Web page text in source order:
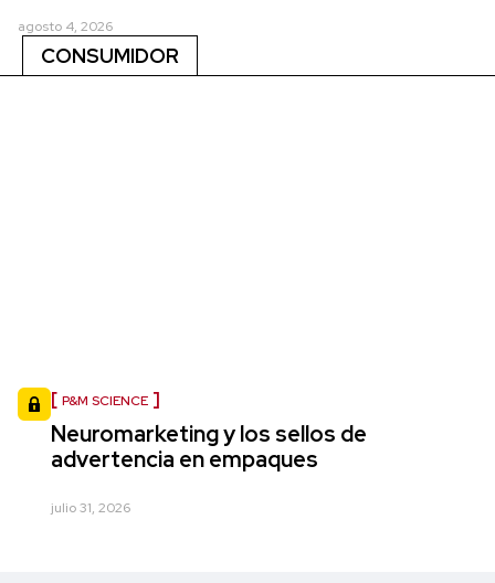
agosto 4, 2026
CONSUMIDOR
P&M SCIENCE
Neuromarketing y los sellos de
advertencia en empaques
julio 31, 2026